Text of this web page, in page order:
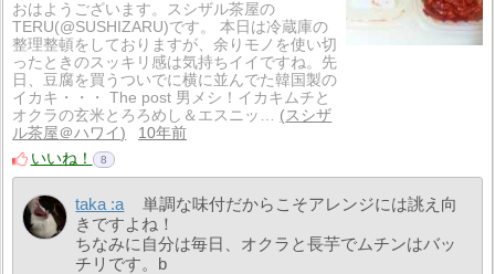
おはようございます。スシザル茶屋の
TERU(@SUSHIZARU)です。 本日は冷蔵庫の
整理整頓をしておりますが、余りモノを使い切
ったときのスッキリ感は気持ちイイですね。先
日、豆腐を買うついでに横に並んでた韓国製の
イカキ・・・ The post 男メシ！イカキムチと
オクラの玄米とろろめし＆エスニッ…
スシザ
ル茶屋＠ハワイ
10年前
いいね！
8
taka :a
単調な味付だからこそアレンジには誂え向
きですよね！
ちなみに自分は毎日、オクラと長芋でムチンはバッ
チリです。b